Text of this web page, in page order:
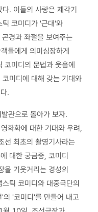
. 이들의 사랑은 제각기
틱 코미디가 '근대'와
경과 좌절을 보여주는
들에게 의미심장하게
코미디의 문법과 웃음에
미디에 대해 갖는 기대와
.
관으로 돌아가 보자.
화화에 대한 기대와 우려,
선 최초의 촬영기사라는
대한 궁금증, 코미디
을 기웃거리는 경성의
틱 코미디와 대중극단의
의 '코미디'를 만들어 내고